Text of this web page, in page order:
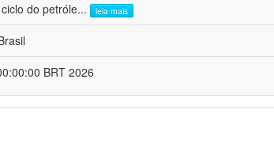
do petróle... leia mais
BRT 2026